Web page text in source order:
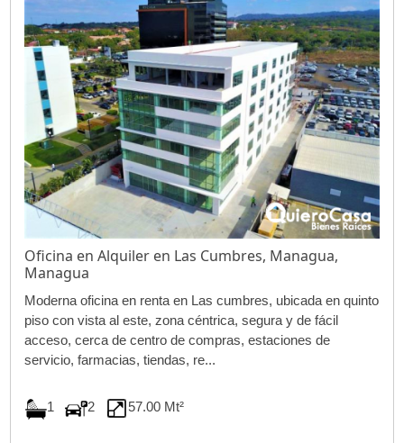
Oficina en Alquiler en Las Cumbres, Managua,
Managua
Moderna oficina en renta en Las cumbres, ubicada en quinto
piso con vista al este, zona céntrica, segura y de fácil
acceso, cerca de centro de compras, estaciones de
servicio, farmacias, tiendas, re...
1 2 57.00 Mt²